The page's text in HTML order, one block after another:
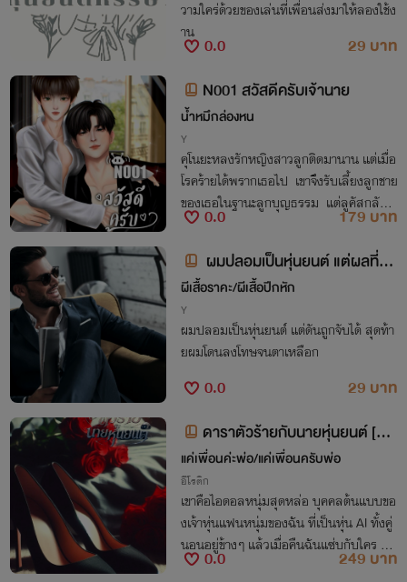
วามใคร่ด้วยของเล่นที่เพื่อนส่งมาให้ลองใช้ง
าน
0.0
29 บาท
N001 สวัสดีครับเจ้านาย
น้ำหมึกล่องหน
Y
คุโนยะหลงรักหญิงสาวลูกติดมานาน แต่เมื่อ
โรคร้ายได้พรากเธอไป เขาจึงรับเลี้ยงลูกชาย
ของเธอในฐานะลูกบุญธรรม แต่ลูคัสกลับห
ลงรักพ่อเลี้ยงจนคิดอยากจะข้ามเส้น ดังนั้น
ตัวแทนศิลธรรมอย่าง N001 จึงกำเนิดขึ้น
0.0
179 บาท
ผมปลอมเป็นหุ่นยนต์ แต่ผลที่ได้
คือตาเหลือก NC30++
ผีเสื้อราคะ/ผีเสื้อปีกหัก
Y
ผมปลอมเป็นหุ่นยนต์ แต่ดันถูกจับได้ สุดท้า
ยผมโดนลงโทษจนตาเหลือก
0.0
29 บาท
ดาราตัวร้ายกับนายหุ่นยนต์ [NC
25+]
แค่เพื่อนค่ะพ่อ/แค่เพื่อนครับพ่อ
อีโรติก
เขาคือไอดอลหนุ่มสุดหล่อ บุคคลต้นแบบขอ
งเจ้าหุ่นแฟนหนุ่มของฉัน ที่เป็นหุ่น AI ทั้งคู่
นอนอยู่ข้างๆ แล้วเมื่อคืนฉันแซ่บกับใคร ถึง
ได้โดนกดจนปวดเอวจนลุกไม่ขึ้นแบบนี้ หรือ
0.0
249 บาท